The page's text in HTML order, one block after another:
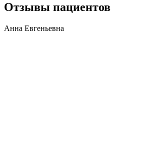
Отзывы пациентов
Анна Евгеньевна